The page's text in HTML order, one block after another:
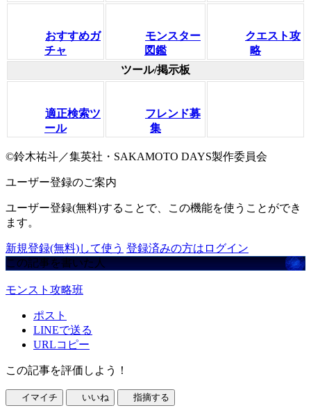
おすすめガ
チャ
モンスター
図鑑
クエスト攻
略
ツール/掲示板
適正検索ツ
ール
フレンド募
集
©鈴木祐斗／集英社・SAKAMOTO DAYS製作委員会
ユーザー登録のご案内
ユーザー登録(無料)することで、この機能を使うことができ
ます。
新規登録(無料)して使う 登録済みの方はログイン
この記事を書いた人
モンスト攻略班
ポスト
LINEで送る
URLコピー
この記事を評価しよう！
イマイチ いいね 指摘する